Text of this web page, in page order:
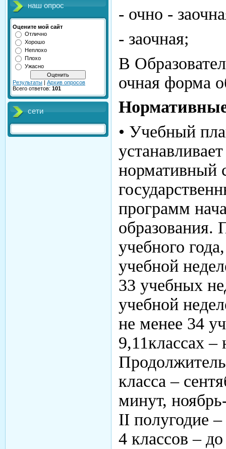
наш опрос
Оцените мой сайт
Отлично
Хорошо
Неплохо
Плохо
Ужасно
Результаты | Архив опросов
Всего ответов: 101
сети
- очно -
- заочная;
В
очная форма
• Учебный
нормативный
программ
образования.
учебного
учебной
33 учебных
учебной
не менее 34
9,11классах –
класса –
минут,
II полугодие
4 классов –